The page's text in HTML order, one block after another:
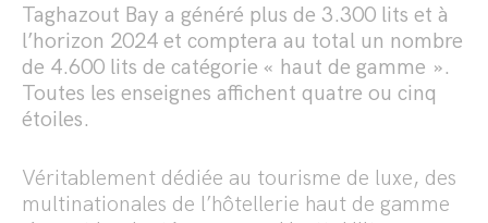
Taghazout Bay a généré plus de 3.300 lits et à
l’horizon 2024 et comptera au total un nombre
de 4.600 lits de catégorie « haut de gamme ».
Toutes les enseignes affichent quatre ou cinq
étoiles.
Véritablement dédiée au tourisme de luxe, des
multinationales de l’hôtellerie haut de gamme